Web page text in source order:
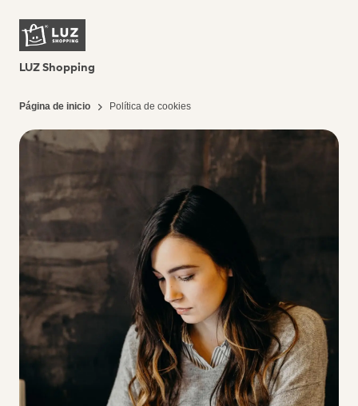
LUZ Shopping
Página de inicio Política de cookies